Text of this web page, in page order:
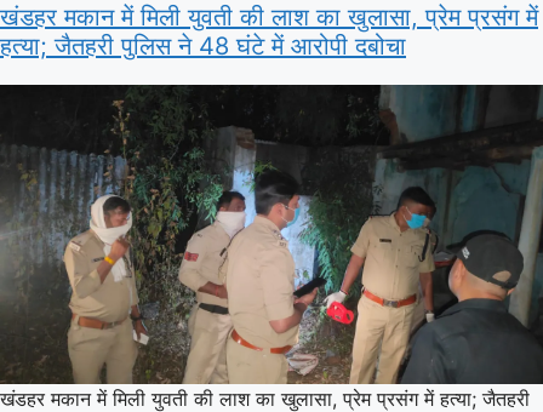
खंडहर मकान में मिली युवती की लाश का खुलासा, प्रेम प्रसंग में
हत्या; जैतहरी पुलिस ने 48 घंटे में आरोपी दबोचा
खंडहर मकान में मिली युवती की लाश का खुलासा, प्रेम प्रसंग में हत्या; जैतहरी